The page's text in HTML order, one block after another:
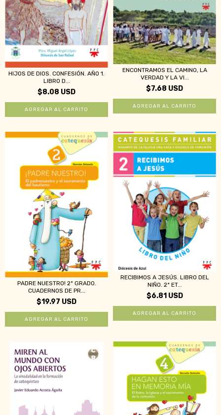
HIJOS DE DIOS. CONFESIÓN. AÑO 1.
LIBRO D...
$8.08 USD
ENCONTRAMOS EL CAMINO, LA
VERDAD Y LA VI...
$7.68 USD
PADRE NUESTRO! 2º GRADO.
CUADERNOS DE PR...
$19.97 USD
RECIBIMOS A JESÚS. LIBRO DEL
NIÑO. 2ª ET...
$6.81 USD